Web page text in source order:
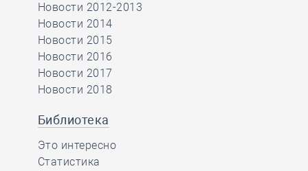
Новости 2012-2013
Новости 2014
Новости 2015
Новости 2016
Новости 2017
Новости 2018
Библиотека
Это интересно
Статистика